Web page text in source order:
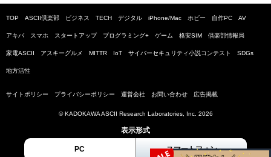
TOP ASCII倶楽部 ビジネス TECH デジタル iPhone/Mac ホビー 自作PC AV
アキバ スマホ スタートアップ プログラミング+ ゲーム 格安SIM 倶楽部情報局
家電ASCII アスキーグルメ MITTR IoT サイバーセキュリティ小説コンテスト SDGs
地方活性
サイトポリシー プライバシーポリシー 運営会社 お問い合わせ 広告掲載
© KADOKAWA ASCII Research Laboratories, Inc. 2026
表示形式
PC スマートフォン